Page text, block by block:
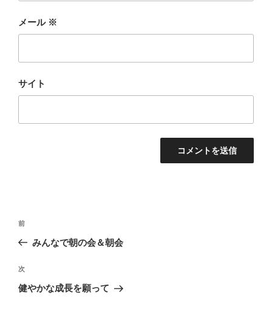
メール ※
サイト
投
ナ
ビ
ゲ
前
の
稿
前
みんなで朝の会＆朝会
次
の
次
健やかな成長を願って